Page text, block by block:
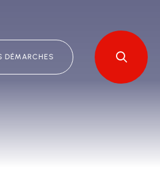
DÉMARCHES